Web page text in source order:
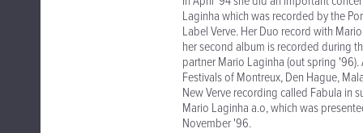
Laginha which was recorded by the
Label Verve. Her Duo record with
her second album is recorded during
partner Mario Laginha (out spring
Festivals of Montreux, Den Hague,
New Verve recording called Fabula in
Mario Laginha a.o, which was
November '96.